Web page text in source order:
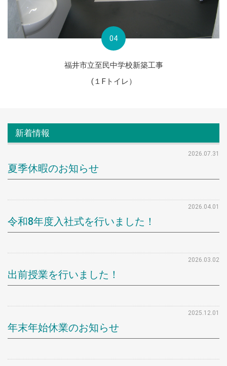
04
福井市立至民中学校新築工事
(１Fトイレ）
新着情報
2026.07.31
夏季休暇のお知らせ
2026.04.01
令和8年度入社式を行いました！
2026.03.02
出前授業を行いました！
2025.12.01
年末年始休業のお知らせ